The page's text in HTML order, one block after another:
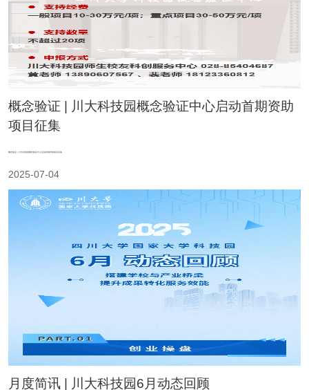
概念验证 | 川大科技园概念验证中心启动首期资助
项目征集
概念验证 | 川大科技园概念验证中心启动首期资助项目征集
2025-07-04
月度简讯 | 川大科技园6月动态回顾